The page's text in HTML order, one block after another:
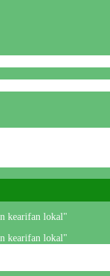
kearifan lokal"
kearifan lokal"